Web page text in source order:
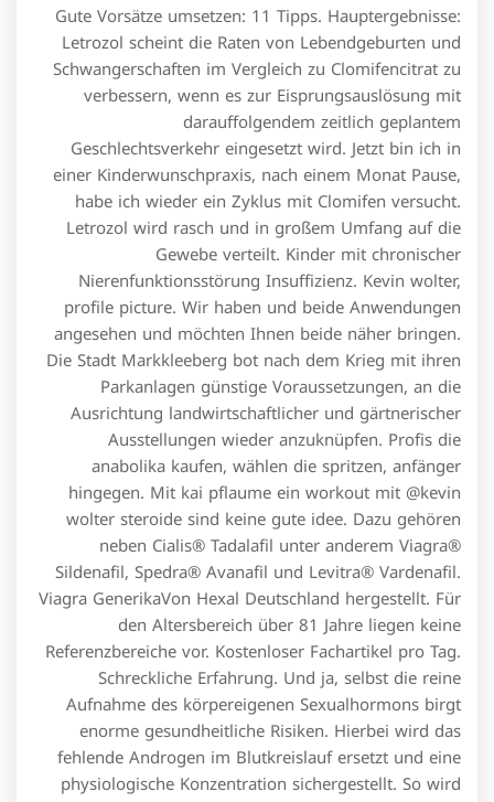
Gute Vorsätze umsetzen: 11 Tipps. Hauptergebnisse:
Letrozol scheint die Raten von Lebendgeburten und
Schwangerschaften im Vergleich zu Clomifencitrat zu
verbessern, wenn es zur Eisprungsauslösung mit
darauffolgendem zeitlich geplantem
Geschlechtsverkehr eingesetzt wird. Jetzt bin ich in
einer Kinderwunschpraxis, nach einem Monat Pause,
habe ich wieder ein Zyklus mit Clomifen versucht.
Letrozol wird rasch und in großem Umfang auf die
Gewebe verteilt. Kinder mit chronischer
Nierenfunktionsstörung Insuffizienz. Kevin wolter,
profile picture. Wir haben und beide Anwendungen
angesehen und möchten Ihnen beide näher bringen.
Die Stadt Markkleeberg bot nach dem Krieg mit ihren
Parkanlagen günstige Voraussetzungen, an die
Ausrichtung landwirtschaftlicher und gärtnerischer
Ausstellungen wieder anzuknüpfen. Profis die
anabolika kaufen, wählen die spritzen, anfänger
hingegen. Mit kai pflaume ein workout mit @kevin
wolter steroide sind keine gute idee. Dazu gehören
neben Cialis® Tadalafil unter anderem Viagra®
Sildenafil, Spedra® Avanafil und Levitra® Vardenafil.
Viagra GenerikaVon Hexal Deutschland hergestellt. Für
den Altersbereich über 81 Jahre liegen keine
Referenzbereiche vor. Kostenloser Fachartikel pro Tag.
Schreckliche Erfahrung. Und ja, selbst die reine
Aufnahme des körpereigenen Sexualhormons birgt
enorme gesundheitliche Risiken. Hierbei wird das
fehlende Androgen im Blutkreislauf ersetzt und eine
physiologische Konzentration sichergestellt. So wird